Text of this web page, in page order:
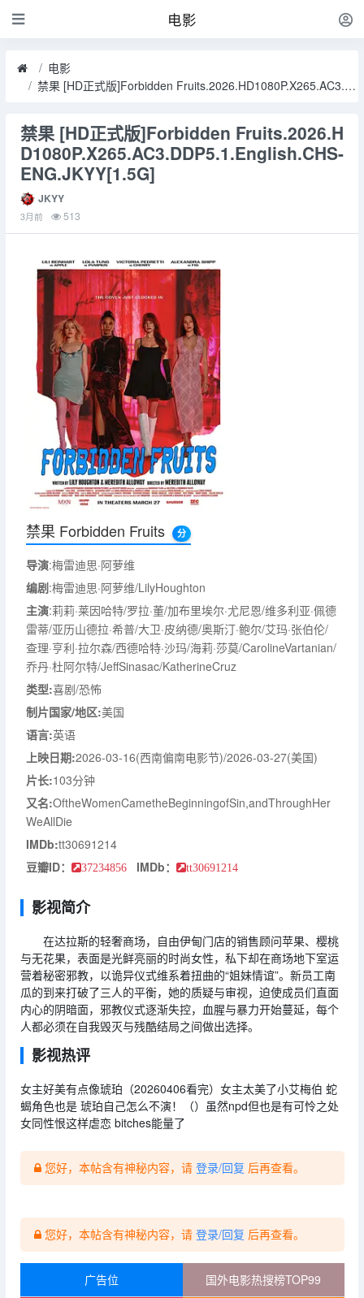
电影
电影
禁果 [HD正式版]Forbidden Fruits.2026.HD1080P.X265.AC3.DDP5.1.English.CHS-ENG.JKYY[1.5G]
禁果 [HD正式版]Forbidden Fruits.2026.H
D1080P.X265.AC3.DDP5.1.English.CHS-
ENG.JKYY[1.5G]
JKYY
3月前 513
禁果 Forbidden Fruits 分
导演:梅雷迪思·阿萝维
编剧:梅雷迪思·阿萝维/LilyHoughton
主演:莉莉·莱因哈特/罗拉·董/加布里埃尔·尤尼恩/维多利亚·佩德
雷蒂/亚历山德拉·希普/大卫·皮纳德/奥斯汀·鲍尔/艾玛·张伯伦/
查理·亨利·拉尔森/西德哈特·沙玛/海莉·莎莫/CarolineVartanian/
乔丹·杜阿尔特/JeffSinasac/KatherineCruz
类型:喜剧/恐怖
制片国家/地区:美国
语言:英语
上映日期:2026-03-16(西南偏南电影节)/2026-03-27(美国)
片长:103分钟
又名:OftheWomenCametheBeginningofSin,andThroughHer
WeAllDie
IMDb:tt30691214
豆瓣ID：
37234856 IMDb： tt30691214
影视简介
在达拉斯的轻奢商场，自由伊甸门店的销售顾问苹果、樱桃
与无花果，表面是光鲜亮丽的时尚女性，私下却在商场地下室运
营着秘密邪教，以诡异仪式维系着扭曲的“姐妹情谊”。新员工南
瓜的到来打破了三人的平衡，她的质疑与审视，迫使成员们直面
内心的阴暗面，邪教仪式逐渐失控，血腥与暴力开始蔓延，每个
人都必须在自我毁灭与残酷结局之间做出选择。
影视热评
女主好美有点像琥珀（20260406看完）女主太美了小艾梅伯 蛇
蝎角色也是 琥珀自己怎么不演！（）虽然npd但也是有可怜之处
女同性恨这样虐恋 bitches能量了
您好，本帖含有神秘内容，请 登录/回复 后再查看。
您好，本帖含有神秘内容，请 登录/回复 后再查看。
广告位 国外电影热搜榜TOP99